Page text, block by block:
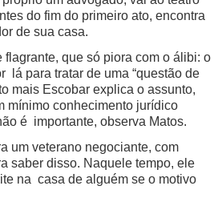
do fim do primeiro ato, encontra
de sua casa.
flagrante, que só piora com o álibi: o
lá para tratar de uma “questão de
mais Escobar explica o assunto,
mínimo conhecimento jurídico
é importante, observa Matos.
um veterano negociante, com
saber disso. Naquele tempo, ele
na casa de alguém se o motivo